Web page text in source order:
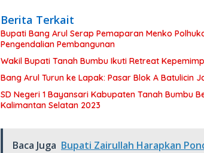
Berita Terkait
Bupati Bang Arul Serap Pemaparan Menko
Pengendalian Pembangunan
Wakil Bupati Tanah Bumbu Ikuti Retreat
Bang Arul Turun ke Lapak: Pasar Blok A Batulicin
SD Negeri 1 Bayansari Kabupaten Tanah Bumbu
Kalimantan Selatan 2023
Baca Juga Bupati Zairullah Harapkan